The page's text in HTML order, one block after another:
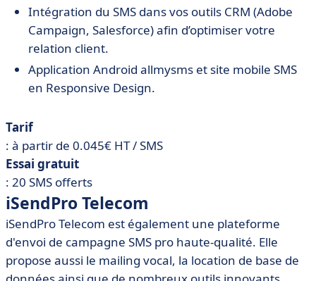
Intégration du SMS dans vos outils CRM (Adobe
Campaign, Salesforce) afin d’optimiser votre
relation client.
Application Android allmysms et site mobile SMS
en Responsive Design.
Tarif
: à partir de 0.045€ HT / SMS
Essai gratuit
: 20 SMS offerts
iSendPro Telecom
iSendPro Telecom est également une plateforme
d'envoi de campagne SMS pro haute-qualité. Elle
propose aussi le mailing vocal, la location de base de